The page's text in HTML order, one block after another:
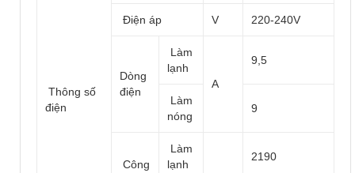
Thông số
điện
Điện áp V 220-240V
Dòng
điện
Làm
lạnh
A
9,5
Làm
nóng
9
Công
Làm
lạnh
2190